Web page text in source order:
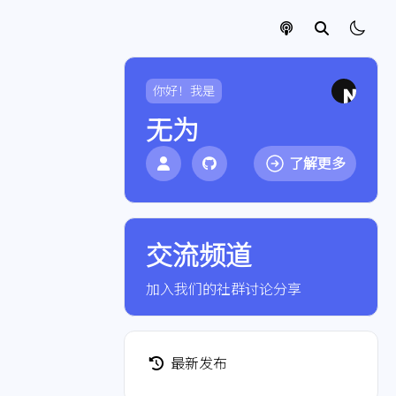
你好！我是
无为
了解更多
交流频道
加入我们的社群讨论分享
点击加入QQ群
最新发布